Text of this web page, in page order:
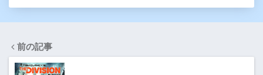
前の記事